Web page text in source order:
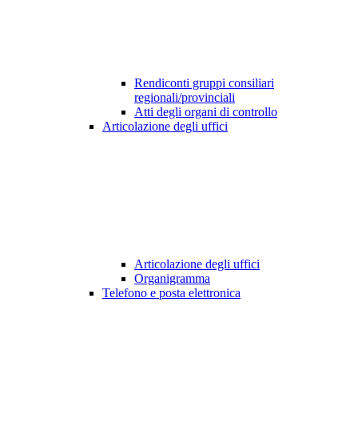
Rendiconti gruppi consiliari
regionali/provinciali
Atti degli organi di controllo
Articolazione degli uffici
Articolazione degli uffici
Organigramma
Telefono e posta elettronica